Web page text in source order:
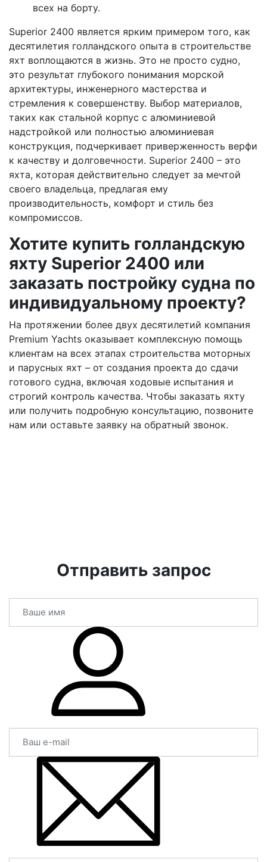
всех на борту.
Superior 2400 является ярким примером того, как
десятилетия голландского опыта в строительстве
яхт воплощаются в жизнь. Это не просто судно,
это результат глубокого понимания морской
архитектуры, инженерного мастерства и
стремления к совершенству. Выбор материалов,
таких как стальной корпус с алюминиевой
надстройкой или полностью алюминиевая
конструкция, подчеркивает приверженность верфи
к качеству и долговечности. Superior 2400 – это
яхта, которая действительно следует за мечтой
своего владельца, предлагая ему
производительность, комфорт и стиль без
компромиссов.
Хотите купить голландскую
яхту Superior 2400 или
заказать постройку судна по
индивидуальному проекту?
На протяжении более двух десятилетий компания
Premium Yachts оказывает комплексную помощь
клиентам на всех этапах строительства моторных
и парусных яхт – от создания проекта до сдачи
готового судна, включая ходовые испытания и
строгий контроль качества. Чтобы заказать яхту
или получить подробную консультацию, позвоните
нам или оставьте заявку на обратный звонок.
Отправить запрос